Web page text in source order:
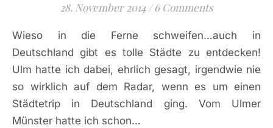
28. November 2014 / 6 Comments
Wieso in die Ferne schweifen…auch in
Deutschland gibt es tolle Städte zu entdecken!
Ulm hatte ich dabei, ehrlich gesagt, irgendwie nie
so wirklich auf dem Radar, wenn es um einen
Städtetrip in Deutschland ging. Vom Ulmer
Münster hatte ich schon…